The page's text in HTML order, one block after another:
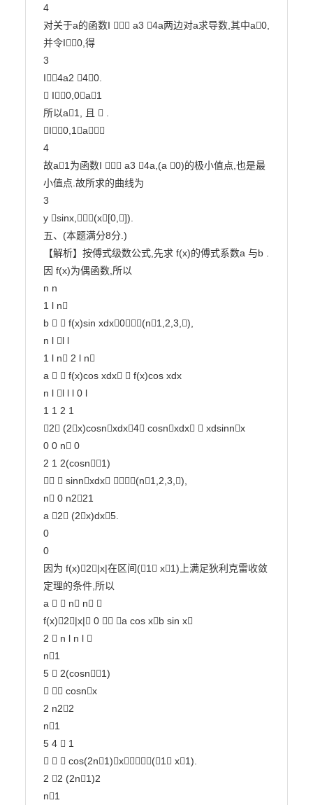
4
对关于a的函数I  a3 4a两边对a求导数,其中a0,
并令I0,得
3
I4a2 40.
 I0,0a1
所以a1, 且  .
I0,1a
4
故a1为函数I  a3 4a,(a 0)的极小值点,也是最
小值点.故所求的曲线为
3
y sinx,(x[0,]).
五、(本题满分8分.)
【解析】按傅式级数公式,先求 f(x)的傅式系数a 与b .
因 f(x)为偶函数,所以
n n
1 l n
b   f(x)sin xdx0(n1,2,3,),
n l l l
1 l n 2 l n
a   f(x)cos xdx  f(x)cos xdx
n l l l l 0 l
1 1 2 1
2 (2x)cosnxdx4 cosnxdx  xdsinnx
0 0 n 0
2 1 2(cosn1)
  sinnxdx (n1,2,3,),
n 0 n221
a 2 (2x)dx5.
0
0
因为 f(x)2|x|在区间(1 x1)上满足狄利克雷收敛
定理的条件,所以
a   n n 
f(x)2|x| 0  a cos xb sin x
2  n l n l 
n1
5  2(cosn1)
  cosnx
2 n22
n1
5 4  1
   cos(2n1)x(1 x1).
2 2 (2n1)2
n1